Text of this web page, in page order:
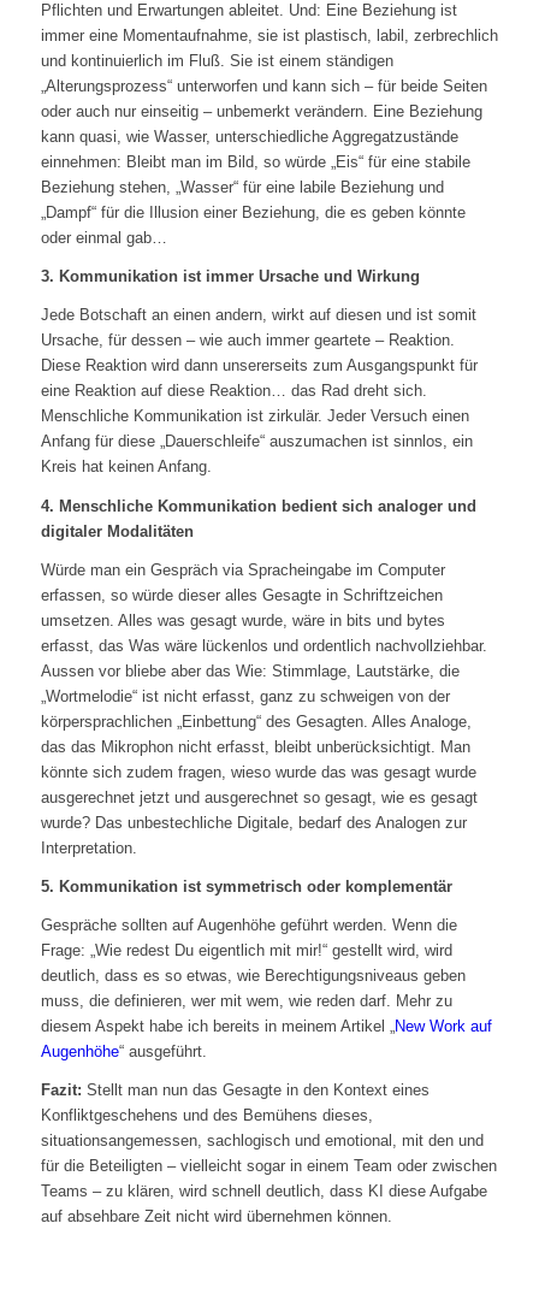
Pflichten und Erwartungen ableitet. Und: Eine Beziehung ist
immer eine Momentaufnahme, sie ist plastisch, labil, zerbrechlich
und kontinuierlich im Fluß. Sie ist einem ständigen
„Alterungsprozess“ unterworfen und kann sich – für beide Seiten
oder auch nur einseitig – unbemerkt verändern. Eine Beziehung
kann quasi, wie Wasser, unterschiedliche Aggregatzustände
einnehmen: Bleibt man im Bild, so würde „Eis“ für eine stabile
Beziehung stehen, „Wasser“ für eine labile Beziehung und
„Dampf“ für die Illusion einer Beziehung, die es geben könnte
oder einmal gab…
3. Kommunikation ist immer Ursache und Wirkung
Jede Botschaft an einen andern, wirkt auf diesen und ist somit
Ursache, für dessen – wie auch immer geartete – Reaktion.
Diese Reaktion wird dann unsererseits zum Ausgangspunkt für
eine Reaktion auf diese Reaktion… das Rad dreht sich.
Menschliche Kommunikation ist zirkulär. Jeder Versuch einen
Anfang für diese „Dauerschleife“ auszumachen ist sinnlos, ein
Kreis hat keinen Anfang.
4. Menschliche Kommunikation bedient sich analoger und
digitaler Modalitäten
Würde man ein Gespräch via Spracheingabe im Computer
erfassen, so würde dieser alles Gesagte in Schriftzeichen
umsetzen. Alles was gesagt wurde, wäre in bits und bytes
erfasst, das Was wäre lückenlos und ordentlich nachvollziehbar.
Aussen vor bliebe aber das Wie: Stimmlage, Lautstärke, die
„Wortmelodie“ ist nicht erfasst, ganz zu schweigen von der
körpersprachlichen „Einbettung“ des Gesagten. Alles Analoge,
das das Mikrophon nicht erfasst, bleibt unberücksichtigt. Man
könnte sich zudem fragen, wieso wurde das was gesagt wurde
ausgerechnet jetzt und ausgerechnet so gesagt, wie es gesagt
wurde? Das unbestechliche Digitale, bedarf des Analogen zur
Interpretation.
5. Kommunikation ist symmetrisch oder komplementär
Gespräche sollten auf Augenhöhe geführt werden. Wenn die
Frage: „Wie redest Du eigentlich mit mir!“ gestellt wird, wird
deutlich, dass es so etwas, wie Berechtigungsniveaus geben
muss, die definieren, wer mit wem, wie reden darf. Mehr zu
diesem Aspekt habe ich bereits in meinem Artikel „ New Work auf
Augenhöhe“ ausgeführt.
Fazit: Stellt man nun das Gesagte in den Kontext eines
Konfliktgeschehens und des Bemühens dieses,
situationsangemessen, sachlogisch und emotional, mit den und
für die Beteiligten – vielleicht sogar in einem Team oder zwischen
Teams – zu klären, wird schnell deutlich, dass KI diese Aufgabe
auf absehbare Zeit nicht wird übernehmen können.